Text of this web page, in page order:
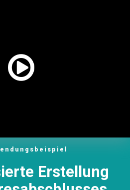
Erstellung